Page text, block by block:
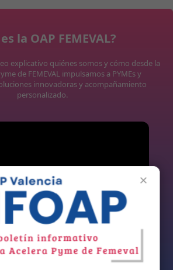
la OAP FEMEVAL?
explicativo quiénes somos y cómo desde la
de FEMEVAL impulsamos a PYMEs y
innovadoras y acompañamiento
personalizado.
×